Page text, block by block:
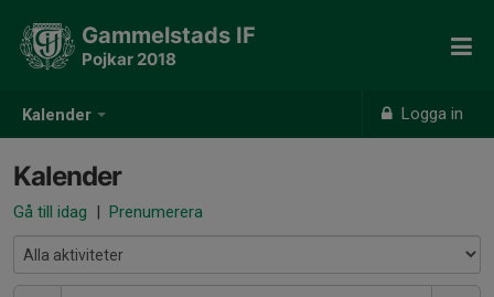
Kalender Logga in
Gammelstads IF
Pojkar 2018
Kalender
Gå till idag | Prenumerera